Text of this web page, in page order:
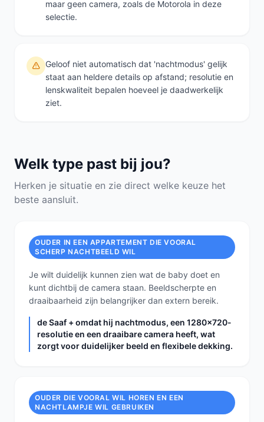
maar geen camera, zoals de Motorola in deze
selectie.
Geloof niet automatisch dat 'nachtmodus' gelijk
staat aan heldere details op afstand; resolutie en
lenskwaliteit bepalen hoeveel je daadwerkelijk
ziet.
Welk type past bij jou?
Herken je situatie en zie direct welke keuze het
beste aansluit.
OUDER IN EEN APPARTEMENT DIE VOORAL
SCHERP NACHTBEELD WIL
Je wilt duidelijk kunnen zien wat de baby doet en
kunt dichtbij de camera staan. Beeldscherpte en
draaibaarheid zijn belangrijker dan extern bereik.
de Saaf + omdat hij nachtmodus, een 1280x720-
resolutie en een draaibare camera heeft, wat
zorgt voor duidelijker beeld en flexibele dekking.
OUDER DIE VOORAL WIL HOREN EN EEN
NACHTLAMPJE WIL GEBRUIKEN